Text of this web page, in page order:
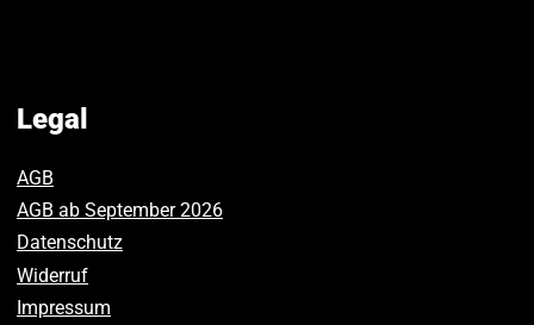
Legal
AGB
AGB ab September 2026
Datenschutz
Widerruf
Impressum